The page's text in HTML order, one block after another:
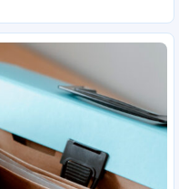
хозяйство
безопасность